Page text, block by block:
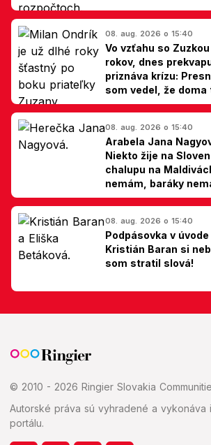
08. aug. 2026 o 15:40
Vo vzťahu so
rokov, dnes
priznáva krízu:
som vedel, že doma
hovorí Milan Ondrík
08. aug. 2026 o 15:40
Arabela Jana
Niekto žije na
chalupu na
nemám, baráky
Slovákom
08. aug. 2026 o 15:40
Podpásovka v
Kristián Baran si
som stratil slová!
© 2010 - 2026 Ringier Slovakia
Autorské práva sú vyhradené a
portálu.